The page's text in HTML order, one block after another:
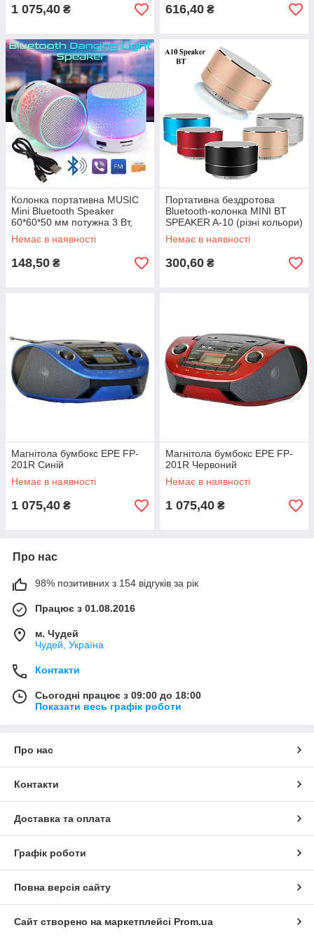
1 075,40 ₴ 616,40 ₴
Колонка портативна MUSIC
Mini Bluetooth Speaker
60*60*50 мм потужна 3 Вт,
блютус + MicroSD+
акумулятор S09
Немає в наявності
148,50 ₴
Портативна бездротова
Bluetooth-колонка MINI BT
SPEAKER A-10 (різні кольори)
Немає в наявності
300,60 ₴
Магнітола бумбокс EPE FP-
201R Синій
Немає в наявності
1 075,40 ₴
Магнітола бумбокс EPE FP-
201R Червоний
Немає в наявності
1 075,40 ₴
Про нас
98% позитивних з 154 відгуків за рік
Працює з 01.08.2016
м. Чудей
Чудей, Україна
Контакти
Сьогодні працює з 09:00 до 18:00
Показати весь графік роботи
Про нас
Контакти
Доставка та оплата
Графік роботи
Повна версія сайту
Сайт створено на маркетплейсі Prom.ua